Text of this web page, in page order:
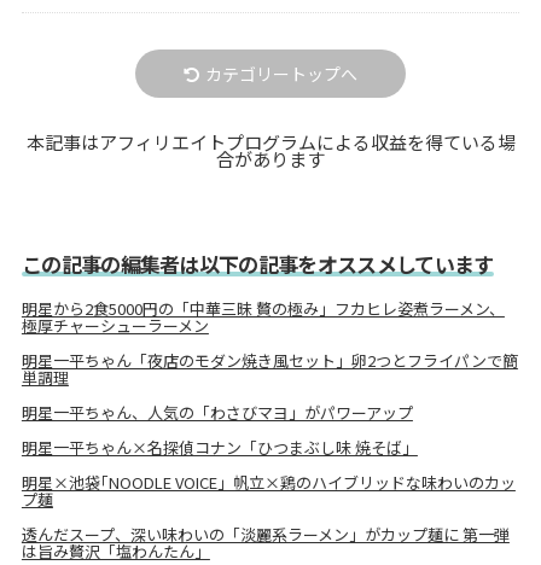
カテゴリートップへ
本記事はアフィリエイトプログラムによる収益を得ている場
合があります
この記事の編集者は以下の記事をオススメしています
明星から2食5000円の「中華三昧 贅の極み」フカヒレ姿煮ラーメン、
極厚チャーシューラーメン
明星一平ちゃん「夜店のモダン焼き風セット」卵2つとフライパンで簡
単調理
明星一平ちゃん、人気の「わさびマヨ」がパワーアップ
明星一平ちゃん×名探偵コナン「ひつまぶし味 焼そば」
明星×池袋｢NOODLE VOICE」帆立×鶏のハイブリッドな味わいのカッ
プ麺
透んだスープ、深い味わいの「淡麗系ラーメン」がカップ麺に 第一弾
は旨み贅沢「塩わんたん」